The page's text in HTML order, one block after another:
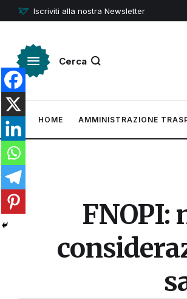
Iscriviti alla nostra Newsletter
Cerca
HOME AMMINISTRAZIONE
FNOPI: